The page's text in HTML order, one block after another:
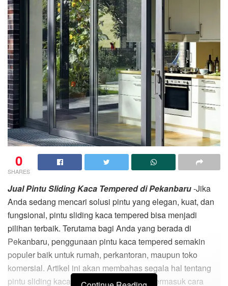
0
SHARES
Jual Pintu Sliding Kaca Tempered di Pekanbaru-Jika
Anda sedang mencari solusi pintu yang elegan, kuat, dan
fungsional, pintu sliding kaca tempered bisa menjadi
pilihan terbaik. Terutama bagi Anda yang berada di
Pekanbaru, penggunaan pintu kaca tempered semakin
populer baik untuk rumah, perkantoran, maupun toko
komersial. Artikel ini akan membahas segala hal tentang
pintu sliding kaca tempered Pekanbaru, termasuk cara